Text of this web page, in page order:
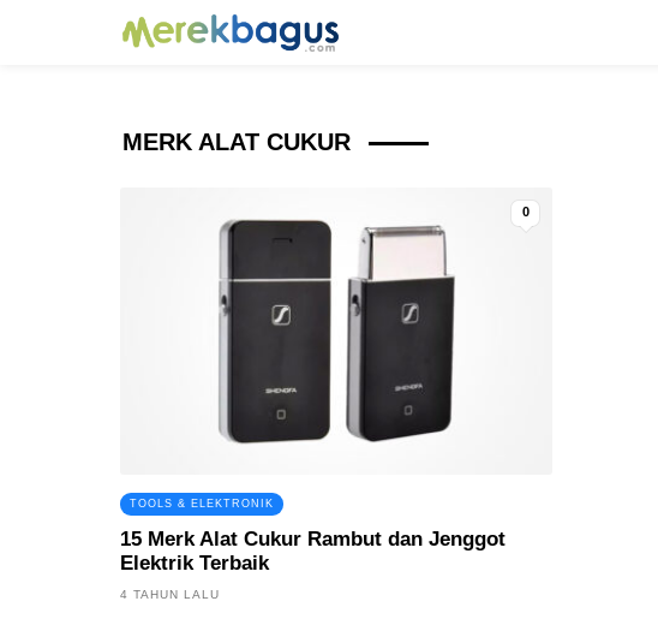
MERK ALAT CUKUR
0
TOOLS & ELEKTRONIK
15 Merk Alat Cukur Rambut dan Jenggot
Elektrik Terbaik
4 TAHUN LALU